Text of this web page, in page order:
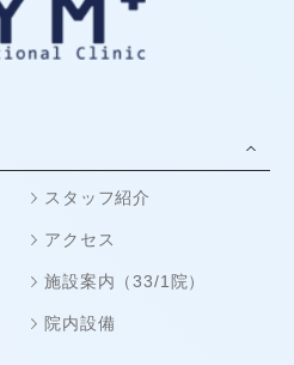
スタッフ紹介
アクセス
施設案内（33/1院）
院内設備